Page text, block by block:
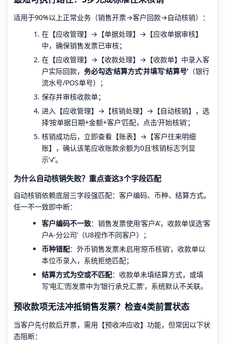
适用于90%以上正常业务（销售开票→客户回款→自动核销）：
在【应收管理】→【单据处理】→【应收单据审核】
中，确保销售发票已审核；
在【应收管理】→【收款处理】→【收款单】中录入客
户实际回款， 务必勾选‘结算方式’并填写‘结算号’ （银行
流水号/POS单号）；
保存并审核收款单；
进入【应收管理】→【核销处理】→【自动核销】，选
择‘按单据日期+金额+客户’匹配，点击‘开始核销’；
核销成功后，立即查看【账表】→【客户往来明细
账】，确认该笔应收账款余额为0且‘核销标志’列显
示‘√’。
为什么自动核销失败？重点查这3个字段匹配
自动核销依赖底层三字段强匹配：客户编码、币种、结算方式。
任一不一致即中断：
客户编码不一致：销售发票使用‘客户A’，收款单误选‘客
户A-分公司’（U8视作不同客户）；
币种错配：外币销售发票未启用‘原币核销’，收款单以
本位币录入，系统拒绝匹配；
结算方式为空或不匹配：收款单未填结算方式，或填
写‘电汇’而发票中为‘银行承兑汇票’，系统默认不关联。
预收款项无法冲抵销售发票？检查4类前置状态
当客户先付款后开票，需用【预收冲应收】功能，但常因以下状
态阻断：